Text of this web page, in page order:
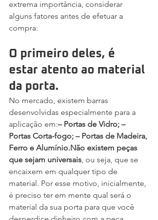
extrema importância, considerar
alguns fatores antes de efetuar a
compra:
O primeiro deles, é
estar atento ao material
da porta.
No mercado, existem barras
desenvolvidas especialmente para a
aplicação em:– Portas de Vidro; –
Portas Corta-fogo; – Portas de Madeira,
Ferro e Alumínio.Não existem peças
que sejam universais , ou seja, que se
encaixem em qualquer tipo de
material. Por esse motivo, inicialmente,
é preciso ter em mente qual será o
material da sua porta para que você